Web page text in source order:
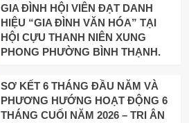
GIA ĐÌNH HỘI VIÊN ĐẠT DANH
HIỆU “GIA ĐÌNH VĂN HÓA” TẠI
HỘI CỰU THANH NIÊN XUNG
PHONG PHƯỜNG BÌNH THẠNH.
SƠ KẾT 6 THÁNG ĐẦU NĂM VÀ
PHƯƠNG HƯỚNG HOẠT ĐỘNG 6
THÁNG CUỐI NĂM 2026 – TRI ÂN